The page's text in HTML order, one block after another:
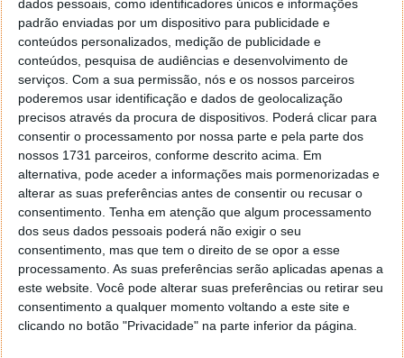
dados pessoais, como identificadores únicos e informações
padrão enviadas por um dispositivo para publicidade e
conteúdos personalizados, medição de publicidade e
conteúdos, pesquisa de audiências e desenvolvimento de
serviços. Com a sua permissão, nós e os nossos parceiros
poderemos usar identificação e dados de geolocalização
precisos através da procura de dispositivos. Poderá clicar para
consentir o processamento por nossa parte e pela parte dos
nossos 1731 parceiros, conforme descrito acima. Em
alternativa, pode aceder a informações mais pormenorizadas e
alterar as suas preferências antes de consentir ou recusar o
consentimento. Tenha em atenção que algum processamento
dos seus dados pessoais poderá não exigir o seu
consentimento, mas que tem o direito de se opor a esse
processamento. As suas preferências serão aplicadas apenas a
este website. Você pode alterar suas preferências ou retirar seu
consentimento a qualquer momento voltando a este site e
clicando no botão "Privacidade" na parte inferior da página.
Dolby Vision e HDR10, o formato HDR mais utilizado,
no seu serviço.
Se tem assistido à Netflix num ecrã que já usa Dolby
Vision, provavelmente não notará diferença, mas se a
sua TV apenas suporta HDR10+, adicionar suporte
para este formatodeverá melhorar um pouco a
experiência.
Leia também: